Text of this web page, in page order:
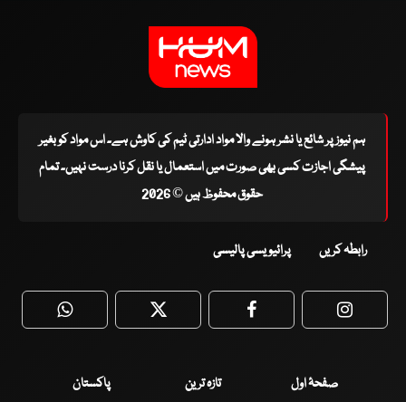
ہم نیوز پر شائع یا نشر ہونے والا مواد ادارتی ٹیم کی کاوش ہے۔ اس مواد کو بغیر
پیشگی اجازت کسی بھی صورت میں استعمال یا نقل کرنا درست نہیں۔ تمام
حقوق محفوظ ہیں © 2026
رابطہ کریں پرائیویسی پالیسی
WhatsApp Twitter Facebook
صفحۂ اول تازہ ترین
پاکستان